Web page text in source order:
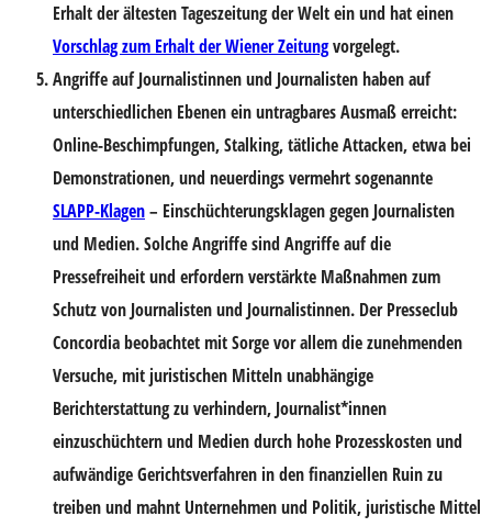
Erhalt der ältesten Tageszeitung der Welt ein und hat einen
Vorschlag zum Erhalt der Wiener Zeitungvorgelegt.
Angriffe auf Journalistinnen und Journalistenhaben auf
unterschiedlichen Ebenen ein untragbares Ausmaß erreicht:
Online-Beschimpfungen, Stalking, tätliche Attacken, etwa bei
Demonstrationen, und neuerdings vermehrt sogenannte
SLAPP-Klagen– Einschüchterungsklagen gegen Journalisten
und Medien. Solche Angriffe sind Angriffe auf die
Pressefreiheit und erfordern verstärkte Maßnahmen zum
Schutz von Journalisten und Journalistinnen. Der Presseclub
Concordia beobachtet mit Sorge vor allem die zunehmenden
Versuche, mit juristischen Mitteln unabhängige
Berichterstattung zu verhindern, Journalist*innen
einzuschüchtern und Medien durch hohe Prozesskosten und
aufwändige Gerichtsverfahren in den finanziellen Ruin zu
treiben und mahnt Unternehmen und Politik, juristische Mittel